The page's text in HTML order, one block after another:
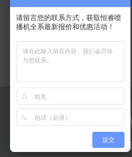
产品
联系我们
关于我们
友情链接：
恒睿机械 喷
版权：Copyright © 2018
请留言您的联系方式，获取恒睿喷
播机全系最新报价和优惠活动！
提交